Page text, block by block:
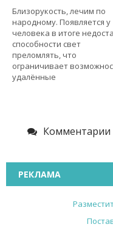
Близорукость, лечим по
народному. Появляется у
человека в итоге
способности свет
преломлять, что
ограничивает
удалённые
Комментарии
РЕКЛАМА